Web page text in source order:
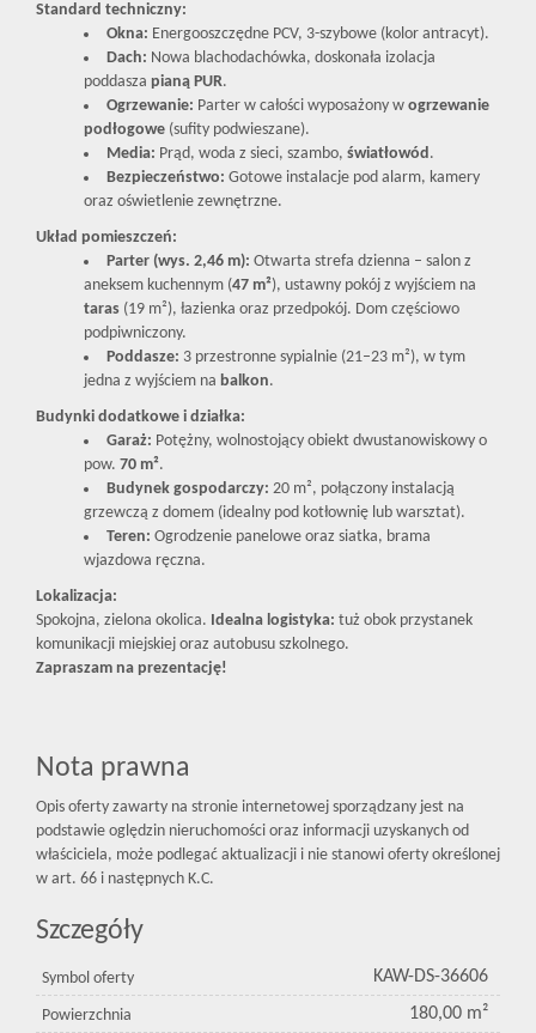
Standard techniczny:
Okna: Energooszczędne PCV, 3-szybowe (kolor antracyt).
Dach: Nowa blachodachówka, doskonała izolacja
poddasza pianą PUR.
Ogrzewanie: Parter w całości wyposażony w ogrzewanie
podłogowe (sufity podwieszane).
Media: Prąd, woda z sieci, szambo, światłowód.
Bezpieczeństwo: Gotowe instalacje pod alarm, kamery
oraz oświetlenie zewnętrzne.
Układ pomieszczeń:
Parter (wys. 2,46 m): Otwarta strefa dzienna – salon z
aneksem kuchennym (47 m²), ustawny pokój z wyjściem na
taras (19 m²), łazienka oraz przedpokój. Dom częściowo
podpiwniczony.
Poddasze: 3 przestronne sypialnie (21–23 m²), w tym
jedna z wyjściem na balkon.
Budynki dodatkowe i działka:
Garaż: Potężny, wolnostojący obiekt dwustanowiskowy o
pow. 70 m².
Budynek gospodarczy: 20 m², połączony instalacją
grzewczą z domem (idealny pod kotłownię lub warsztat).
Teren: Ogrodzenie panelowe oraz siatka, brama
wjazdowa ręczna.
Lokalizacja:
Spokojna, zielona okolica. Idealna logistyka: tuż obok przystanek
komunikacji miejskiej oraz autobusu szkolnego.
Zapraszam na prezentację!
Nota prawna
Opis oferty zawarty na stronie internetowej sporządzany jest na
podstawie oględzin nieruchomości oraz informacji uzyskanych od
właściciela, może podlegać aktualizacji i nie stanowi oferty określonej
w art. 66 i następnych K.C.
Szczegóły
Symbol oferty KAW-DS-36606
Powierzchnia 180,00 m²